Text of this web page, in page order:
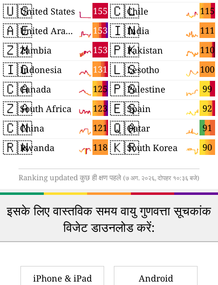
🇺🇸 155
United States
🇦🇪 153
United Arab Emirates
🇿🇲 153
Zambia
🇮🇩 131
Indonesia
🇨🇦 125
Canada
🇿🇦 123
South Africa
🇨🇳 121
China
🇷🇼 118
Rwanda
🇨🇱 115
Chile
🇮🇳 111
India
🇵🇰 110
Pakistan
🇱🇸 100
Lesotho
🇵🇸 99
Palestine
🇪🇸 92
Spain
🇶🇦 91
Qatar
🇰🇷 90
South Korea
Ranking updated कुछ ही क्षण पहले (७ अग. २०२६, दोपहर १०:३६ बजे)
इसके लिए वास्तविक समय वायु गुणवत्ता सूचकांक
विजेट डाउनलोड करें:
iPhone & iPad Android